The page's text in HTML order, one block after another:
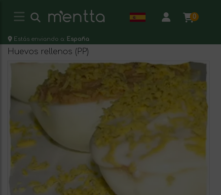
0
Estás enviando a: España
Huevos rellenos (PP)